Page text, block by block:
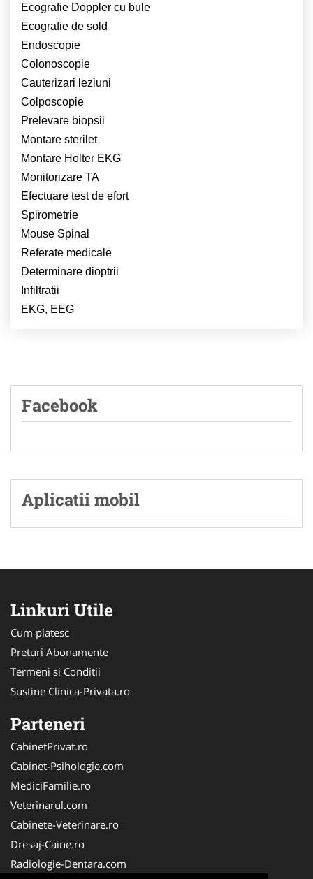
Ecografie Doppler cu bule
Ecografie de sold
Endoscopie
Colonoscopie
Cauterizari leziuni
Colposcopie
Prelevare biopsii
Montare sterilet
Montare Holter EKG
Monitorizare TA
Efectuare test de efort
Spirometrie
Mouse Spinal
Referate medicale
Determinare dioptrii
Infiltratii
EKG, EEG
Facebook
Aplicatii mobil
Linkuri Utile
Cum platesc
Preturi Abonamente
Termeni si Conditii
Sustine Clinica-Privata.ro
Parteneri
CabinetPrivat.ro
Cabinet-Psihologie.com
MediciFamilie.ro
Veterinarul.com
Cabinete-Veterinare.ro
Dresaj-Caine.ro
Radiologie-Dentara.com